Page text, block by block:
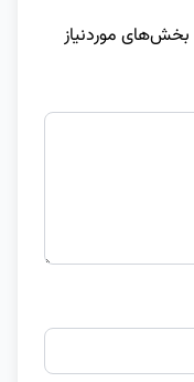
بخش‌های موردنیاز